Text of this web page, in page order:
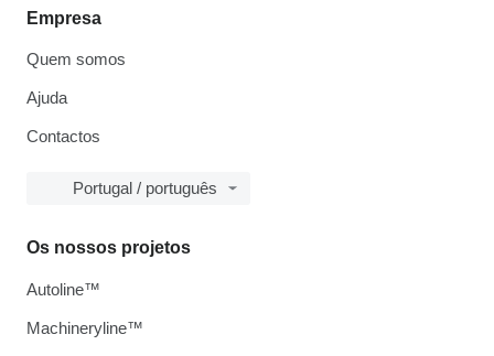
Empresa
Quem somos
Ajuda
Contactos
Portugal / português
Os nossos projetos
Autoline™
Machineryline™